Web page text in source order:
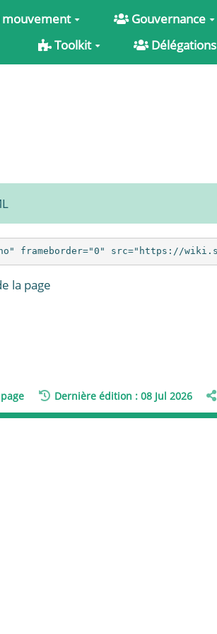
mouvement Gouvernance
Toolkit
Délégations
la page
Dernière édition : 08 Jul 2026